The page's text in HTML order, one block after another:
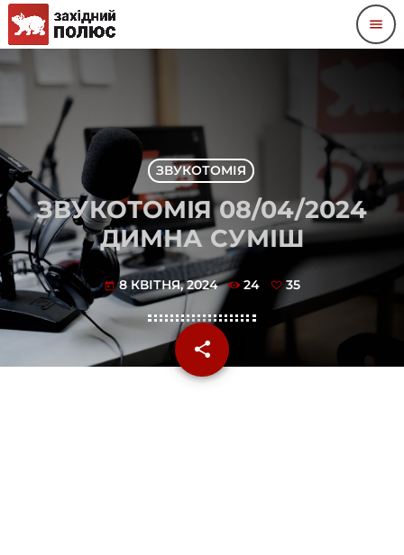
menu
ЗВУКОТОМІЯ
ЗВУКОТОМІЯ 08/04/2024
ДИМНА СУМІШ
today 8 КВІТНЯ, 2024 24 35
share
email